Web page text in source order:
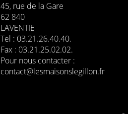
45, rue de la Gare
62 840
LAVENTIE
Tel : 03.21.26.40.40.
Fax : 03.21.25.02.02.
Pour nous contacter :
contact@lesmaisonslegillon.fr